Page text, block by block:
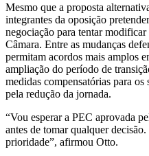
Mesmo que a proposta
integrantes da oposição
negociação para tentar
Câmara. Entre as mudanças
permitam acordos mais amplos
ampliação do período de
medidas compensatórias para
pela redução da jornada.
“Vou esperar a PEC aprovada
antes de tomar qualquer
prioridade”, afirmou Otto.